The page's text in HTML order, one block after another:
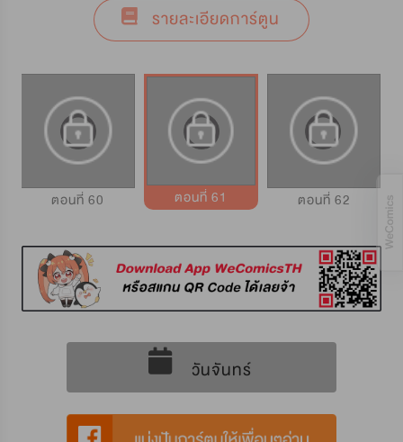
รายละเอียดการ์ตูน
ตอนที่ 60 ตอนที่ 61 ตอนที่ 62
วันจันทร์